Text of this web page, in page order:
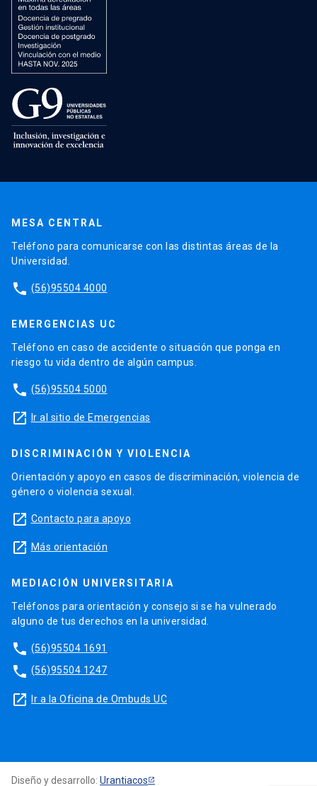
MESA CENTRAL
Teléfono para comunicarse con las distintas áreas de la
Universidad.
phone (56)95504 4000
EMERGENCIAS UC
Teléfono en caso de accidente o situación que ponga en
riesgo tu vida dentro de algún campus.
phone (56)95504 5000
launch Ir al sitio de Emergencias
DISCRIMINACIÓN Y VIOLENCIA
Orientación y apoyo en casos de discriminación, violencia de
género o violencia sexual.
launch Contacto para apoyo
launch Más orientación
MEDIACIÓN UNIVERSITARIA
Teléfonos para orientación y consejo si se ha vulnerado
alguno de tus derechos en la universidad.
phone (56)95504 1691
phone (56)95504 1247
launch Ir a la Oficina de Ombuds UC
Diseño y desarrollo: Urantiacos